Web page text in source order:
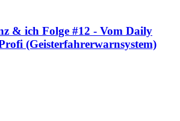
& ich Folge #12 - Vom Daily
(Geisterfahrerwarnsystem)